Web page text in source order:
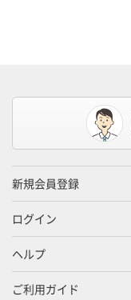
新規会員登録
ログイン
ヘルプ
ご利用ガイド